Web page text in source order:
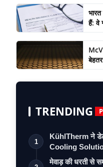
भारत
हैं: वे
TRENDING
1
KühlTherm ने
Cooling
मेवाड़ की धरती से